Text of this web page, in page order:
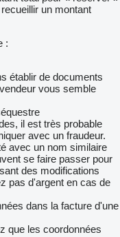
un montant
:
établir de documents
vous semble
il est très probable
avec un fraudeur.
avec un nom similaire
se faire passer pour
des modifications
pas d'argent en cas de
dans la facture d'une
que les coordonnées